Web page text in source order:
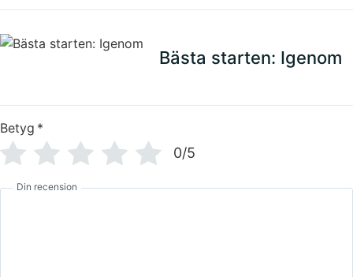
Bästa starten: Igenom
Betyg *
0/5
Din recension